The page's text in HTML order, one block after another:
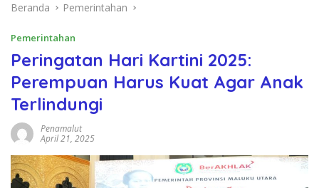
Beranda Pemerintahan
Pemerintahan
Peringatan Hari Kartini 2025:
Perempuan Harus Kuat Agar Anak
Terlindungi
Penamalut
April 21, 2025